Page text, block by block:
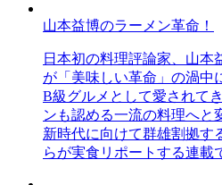
山本益博のラーメン革命！
日本初の料理評論家、山本
が「美味しい革命」の渦中
B級グルメとして愛されて
ンも認める一流の料理へと
新時代に向けて群雄割拠す
らが実食リポートする連載